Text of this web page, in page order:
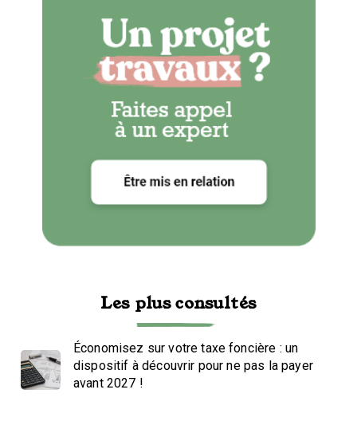
Les plus consultés
Économisez sur votre taxe foncière : un
dispositif à découvrir pour ne pas la payer
avant 2027 !